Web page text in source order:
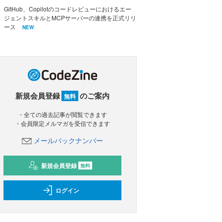
GitHub、Copilotのコードレビューにおけるエー
ジェントスキルとMCPサーバーの連携を正式リリ
ース
NEW
新規会員登録 無料 のご案内
・全ての過去記事が閲覧できます
・会員限定メルマガを受信できます
メールバックナンバー
新規会員登録 無料
ログイン